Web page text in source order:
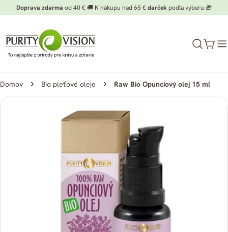
Preskočiť
obsah
Doprava zdarma od 40 € 🚚 K nákupu nad 65 €darčekpodľa výberu 🎁
Domov Bio pleťové oleje Raw Bio Opunciový olej 15 ml
Preskočiť